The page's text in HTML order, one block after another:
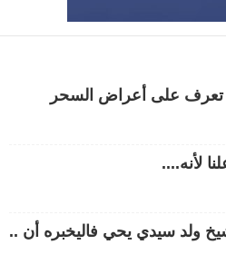
على أعراض السحر
لأنه....
ولد سيدي يحي فاليخبره أن ..